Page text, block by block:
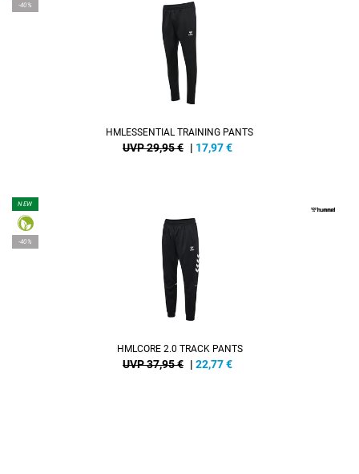
-40%
HMLESSENTIAL TRAINING PANTS
UVP 29,95 € | 17,97€
NEW
-40%
HMLCORE 2.0 TRACK PANTS
UVP 37,95 € | 22,77€